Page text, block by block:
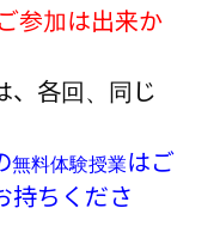
参加は出来か
、各回、同じ
無料体験授業はご
持ちくださ